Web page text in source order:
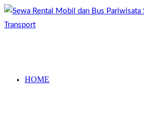
Skip
to
HOME